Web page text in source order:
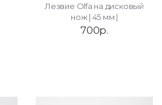
Лезвие Olfa на дисковый
нож | 45 мм |
700р.